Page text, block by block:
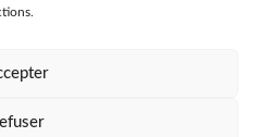
l'Oise - 2018